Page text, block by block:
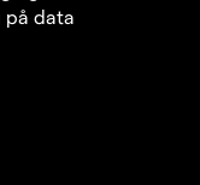
på data